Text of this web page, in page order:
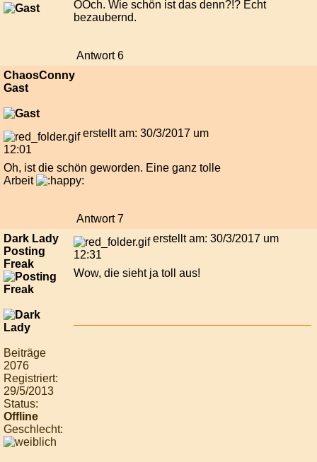
OOch. Wie schön ist das denn?!? Echt
bezaubernd.
Antwort 6
ChaosConny
Gast
erstellt am: 30/3/2017 um
12:01
Oh, ist die schön geworden. Eine ganz tolle
Arbeit
Antwort 7
Dark Lady
Posting
Freak
Beiträge
2076
Registriert:
29/5/2013
Status:
Offline
Geschlecht:
erstellt am: 30/3/2017 um
12:31
Wow, die sieht ja toll aus!